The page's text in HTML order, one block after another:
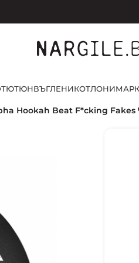
ТЮТЮНВЪГЛЕНИКОТЛОНИ
Hookah Beat F*cking